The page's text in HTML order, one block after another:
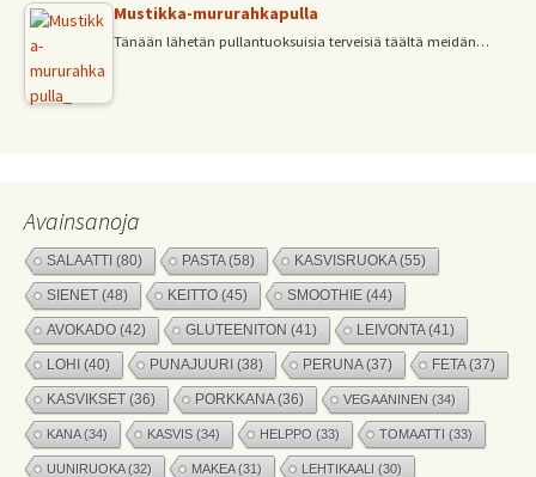
Mustikka-mururahkapulla
Tänään lähetän pullantuoksuisia terveisiä täältä meidän…
Avainsanoja
SALAATTI (80) PASTA(58) KASVISRUOKA(55)
SIENET (48) KEITTO (45) SMOOTHIE (44)
AVOKADO (42) GLUTEENITON (41) LEIVONTA(41)
LOHI (40) PUNAJUURI (38) PERUNA(37) FETA(37)
KASVIKSET (36) PORKKANA(36) VEGAANINEN (34)
KANA(34) KASVIS (34) HELPPO (33) TOMAATTI (33)
UUNIRUOKA(32) MAKEA(31) LEHTIKAALI (30)